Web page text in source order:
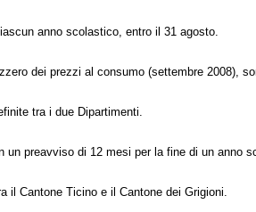
anno scolastico, entro il 31 agosto.
dei prezzi al consumo (settembre 2008),
tra i due Dipartimenti.
preavviso di 12 mesi per la fine di un anno
il Cantone Ticino e il Cantone dei Grigioni.